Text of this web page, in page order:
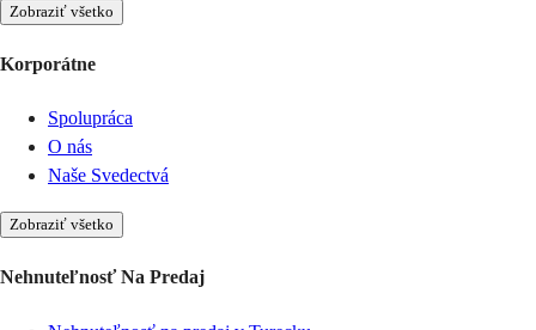
Zobraziť všetko
Korporátne
Spolupráca
O nás
Naše Svedectvá
Zobraziť všetko
Nehnuteľnosť Na Predaj